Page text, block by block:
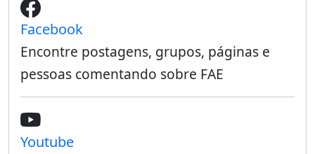
Facebook
Encontre postagens, grupos, páginas e
pessoas comentando sobre FAE
Youtube